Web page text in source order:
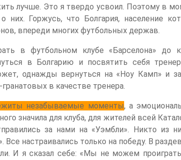
лучше. Это я твердо усвоил. Поэтому в
Горжусь, что Болгария, население
впереди многих футбольных держав.
в футбольном клубе «Барселона» до
в Болгарию и посвятить себя
однажды вернуться на «Ноу Камп» и
в качестве тренера.
незабываемые моменты, а
значила для клуба, для жителей всей
за нами на «Уэмбли». Никто из
настраивались только на победу. В
И я сказал себе: «Мы не можем